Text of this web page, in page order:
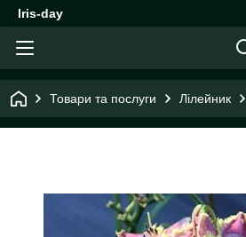
Iris-day
Товари та послуги Лілейник